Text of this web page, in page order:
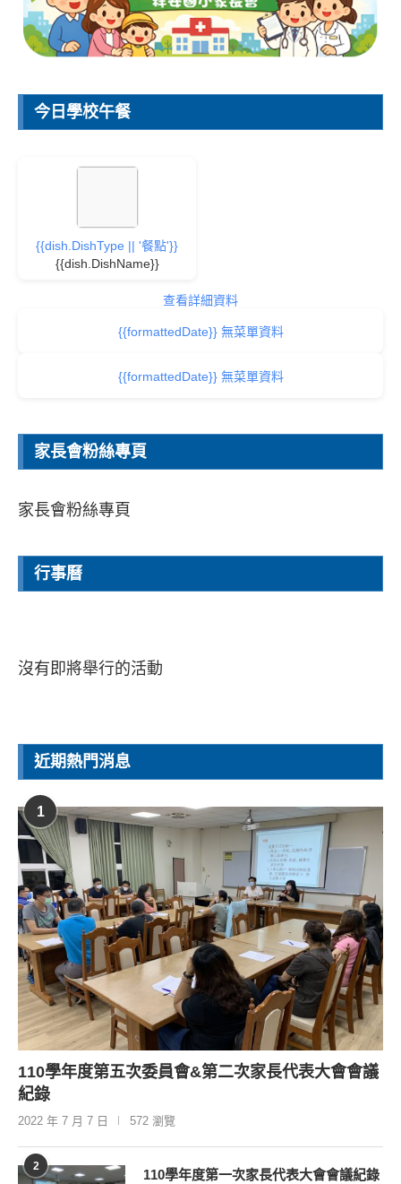
今日學校午餐
{{dish.DishType || '餐點'}}
{{dish.DishName}}
查看詳細資料
{{formattedDate}} 無菜單資料
{{formattedDate}} 無菜單資料
家長會粉絲專頁
家長會粉絲專頁
行事曆
沒有即將舉行的活動
近期熱門消息
1
110學年度第五次委員會&第二次家長代表大會會議
紀錄
2022 年 7 月 7 日 572 瀏覽
2
110學年度第一次家長代表大會會議紀錄